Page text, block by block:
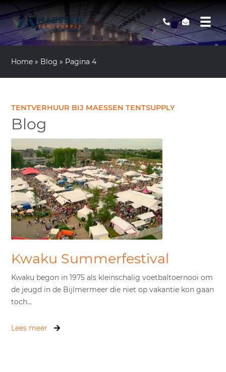
Home » Blog » Pagina 4
TENTVERHUUR BIJ MAESSEN TENTSUPPLY
Blog
Kwaku Summerfestival
Kwaku begon in 1975 als kleinschalig voetbaltoernooi om
de jeugd in de Bijlmermeer die niet op vakantie kon gaan
toch...
Lees meer